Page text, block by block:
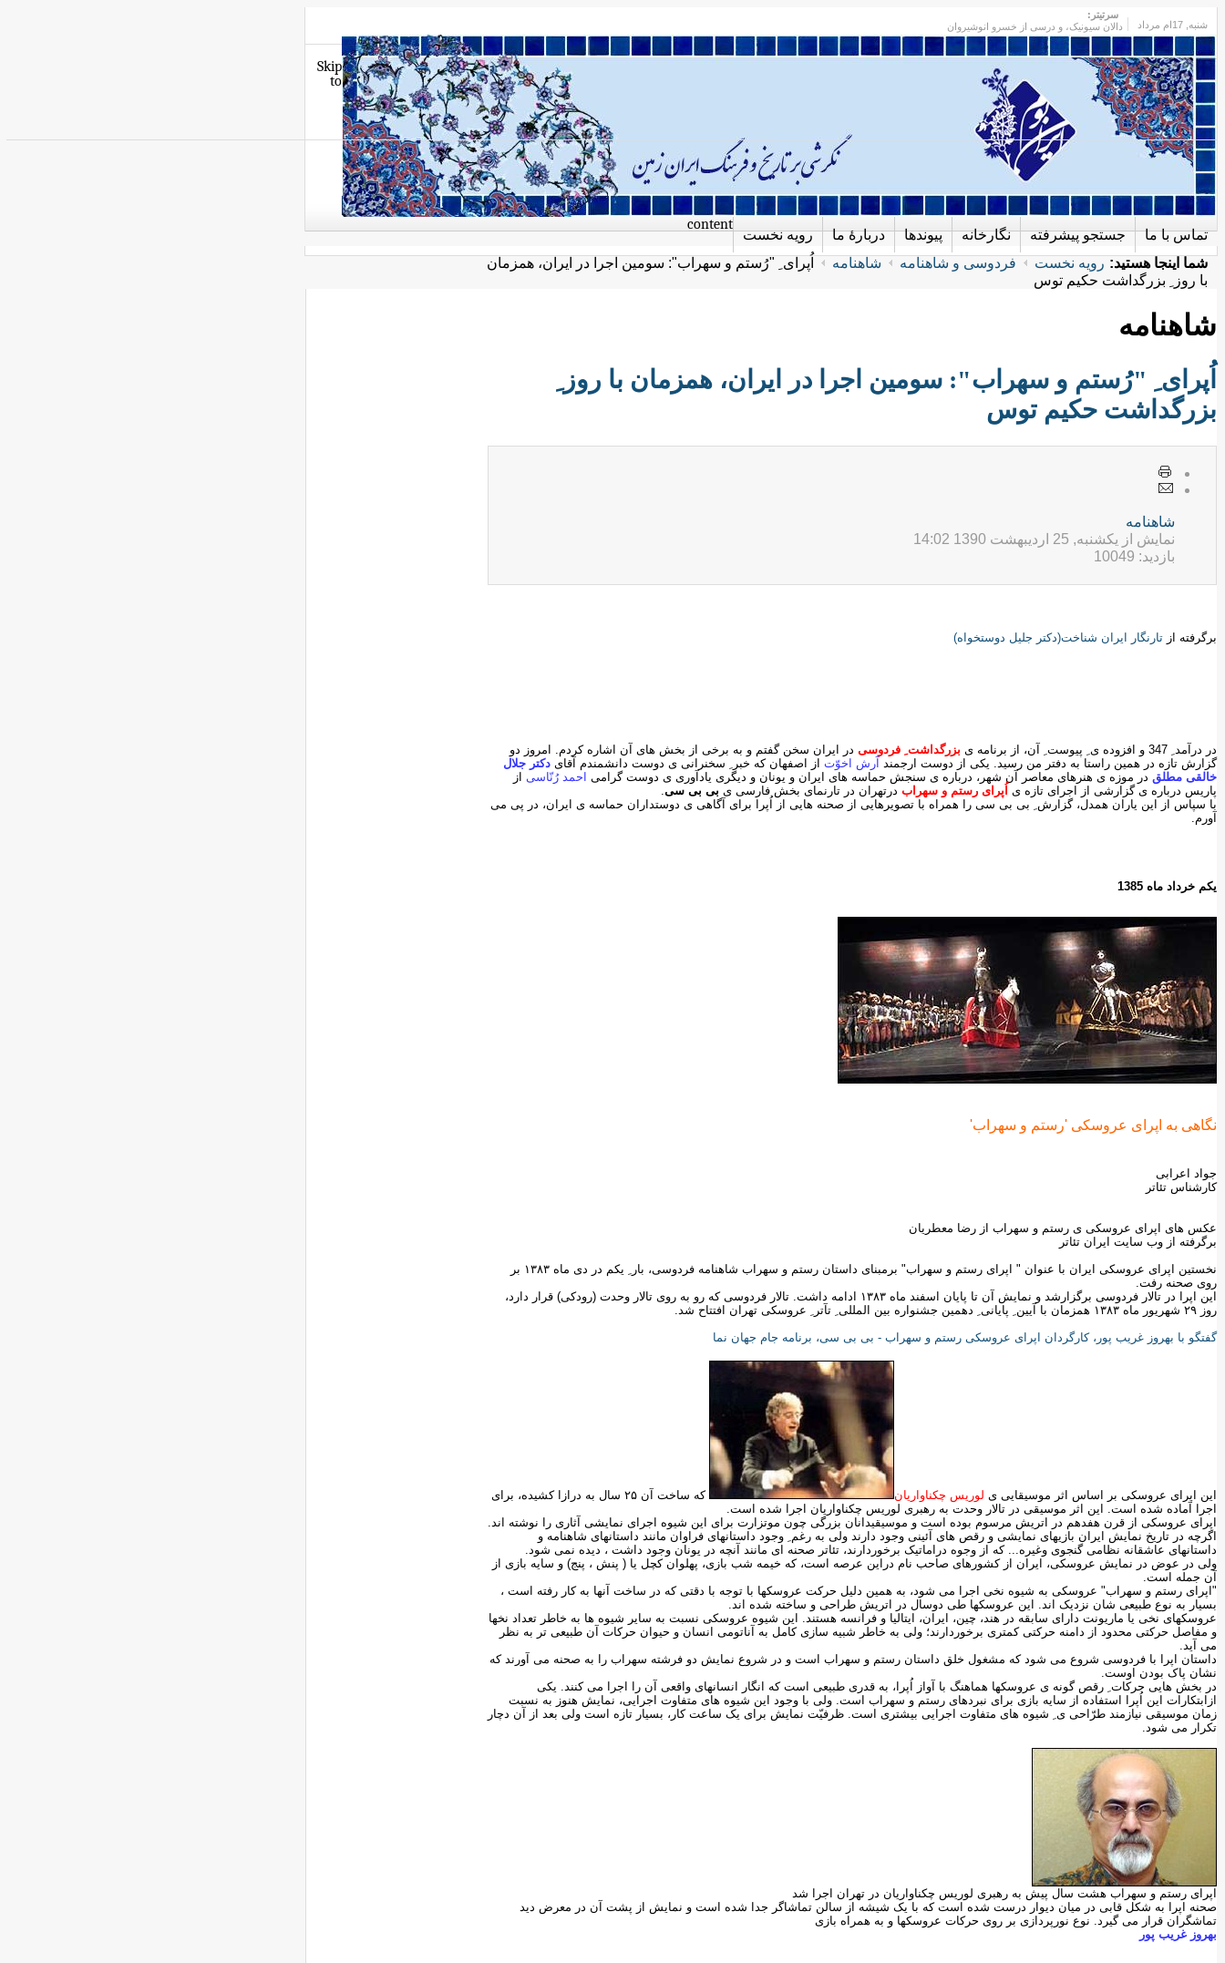
شنبه
سرتیتر:
دالان سیونیک، و درسی از خسرو انوشیروان
رویه نخست دربارهٔ ما پیوندها نگارخانه جستجو پیشرفته تماس با ما
Skip
to
content
شما اینجا هستید: رویه نخست فردوسی و شاهنامه شاهنامه
اُپرای ِ "رُستم و سهراب": سومین اجرا در ایران، همزمان
با روز ِ بزرگداشت حكيم توس
شاهنامه
اُپرای ِ "رُستم و سهراب": سومین اجرا در ایران، همزمان با روز ِ
بزرگداشت حكيم توس
شاهنامه
نمایش از یکشنبه, 25 ارديبهشت 1390 14:02
بازدید: 10049
برگرفته از تارنگار ایران شناخت(دکتر جلیل دوستخواه)
در درآمد ِ 347 و افزوده ی ِ پیوست ِ آن، از برنامه ی بزرگداشت ِ فردوسی در ایران سخن گفتم و به برخی از بخش های آن اشاره کردم. امروز دو
گزارش تازه در همین راستا به دفتر من رسید. یکی از دوست ارجمند
آرش اخوّت از اصفهان که خبر ِ سخنرانی ی دوست دانشمندم آقای دکتر جلال
خالقی مطلق در موزه ی هنرهای معاصر آن شهر، درباره ی سنجش حماسه های ایران و یونان و دیگری یادآوری ی دوست گرامی احمد رُنّاسی از
پاریس درباره ی گزارشی از اجرای تازه ی
اُپرای رستم و سهراب درتهران در تارنمای بخش فارسی ی بی بی سی
با سپاس از این یاران همدل، گزارش ِ بی بی سی را همراه با تصویرهایی از صحنه هایی از اُپرا برای آگاهی ی دوستداران حماسه ی ایران، در پی می
آورم.
یکم خرداد ماه 1385
نگاهی به اپرای عروسکی 'رستم و سهراب'
جواد اعرابی
کارشناس تئاتر
عکس های اپرای عروسکی ی رستم و سهراب از رضا معطریان
برگرفته از وب سایت ایران تئاتر
نخستین اپرای عروسکی ایران با عنوان " اپرای رستم و سهراب" برمبنای داستان رستم و سهراب شاهنامه فردوسی، بار ِ یکم در دی ماه ۱۳۸۳ بر
روی صحنه رفت.
این اپرا در تالار فردوسی برگزارشد و نمایش آن تا پایان اسفند ماه ۱۳۸۳ ادامه داشت. تالار فردوسی که رو به روی تالار وحدت (رودکی) قرار دارد،
روز ۲۹ شهریور ماه ۱۳۸۳ همزمان با آیین ِ پایانی ِ دهمین جشنواره بین المللی ِ تآتر ِ عروسکی تهران افتتاح شد.
گفتگو با بهروز غریب پور، کارگردان اپرای عروسکی رستم و سهراب - بی بی سی، برنامه جام جهان نما
این اپرای عروسکی بر اساس اثر موسیقایی ی لوریس چکناواریان
که ساخت آن ۲۵ سال به درازا کشیده، برای
اجرا آماده شده است. این اثر موسیقی در تالار وحدت به رهبری لوریس چکناواریان اجرا شده است.
اپرای عروسکی از قرن هفدهم در اتریش مرسوم بوده است و موسیقیدانان بزرگی چون موتزارت برای این شیوه اجرای نمایشی آثاری را نوشته اند.
اگرچه در تاریخ نمایش ایران بازیهای نمایشی و رقص های آئینی وجود دارند ولی به رغم ِ وجود داستانهای فراوان مانند داستانهای شاهنامه و
داستانهای عاشقانه نظامی گنجوی وغیره... که از وجوه دراماتیک برخوردارند، تئاتر صحنه ای مانند آنچه در یونان وجود داشت ، دیده نمی شود.
ولی در عوض در نمایش عروسکی، ایران از کشورهای صاحب نام دراین عرصه است، که خیمه شب بازی، پهلوان کچل یا ( پنش ، پنج) و سایه بازی از
آن جمله است.
"اپرای رستم و سهراب" عروسکی به شیوه نخی اجرا می شود، به همین دلیل حرکت عروسکها با توجه با دقتی که در ساخت آنها به کار رفته است ،
بسیار به نوع طبیعی شان نزدیک اند. این عروسکها طی دوسال در اتریش طراحی و ساخته شده اند.
عروسکهای نخی یا ماریونت دارای سابقه در هند، چین، ایران، ایتالیا و فرانسه هستند. این شیوه عروسکی نسبت به سایر شیوه ها به خاطر تعداد نخها
و مفاصل حرکتی محدود از دامنه حرکتی کمتری برخوردارند؛ ولی به خاطر شبیه سازی کامل به آناتومی انسان و حیوان حرکات آن طبیعی تر به نظر
می آید.
داستان اپرا با فردوسی شروع می شود که مشغول خلق داستان رستم و سهراب است و در شروع نمایش دو فرشته سهراب را به صحنه می آورند که
نشان پاک بودن اوست.
در بخش هایی حرکات ِ رقص گونه ی عروسکها هماهنگ با آواز اُپرا، به قدری طبیعی است که انگار انسانهای واقعی آن را اجرا می کنند. یکی
ازابتکارات این اُپرا استفاده از سایه بازی برای نبردهای رستم و سهراب است. ولی با وجود این شیوه های متفاوت اجرایی، نمایش هنوز به نسبت
زمان موسیقی نیازمند طرّاحی ی ِ شیوه های متفاوت اجرایی بیشتری است. ظرفیّت نمایش برای یک ساعت کار، بسیار تازه است ولی بعد از آن دچار
تکرار می شود.
اپرای رستم و سهراب هشت سال پیش به رهبری لوریس چکناواریان در تهران اجرا شد
صحنه اپرا به شکل قابی در میان دیوار درست شده است که با یک شیشه از سالن تماشاگر جدا شده است و نمایش از پشت آن در معرض دید
تماشگران قرار می گیرد. نوع نورپردازی بر روی حرکات عروسکها و به همراه بازی
بهروز غریب پور